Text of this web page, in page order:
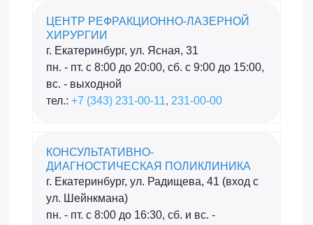
ЦЕНТР РЕФРАКЦИОННО-ЛАЗЕРНОЙ
ХИРУРГИИ
г. Екатеринбург, ул. Ясная, 31
пн. - пт. с 8:00 до 20:00, сб. с 9:00 до 15:00,
вс. - выходной
тел.: +7 (343) 231-00-11, 231-00-00
КОНСУЛЬТАТИВНО-
ДИАГНОСТИЧЕСКАЯ ПОЛИКЛИНИКА
г. Екатеринбург, ул. Радищева, 41 (вход с
ул. Шейнкмана)
пн. - пт. с 8:00 до 16:30, сб. и вс. -